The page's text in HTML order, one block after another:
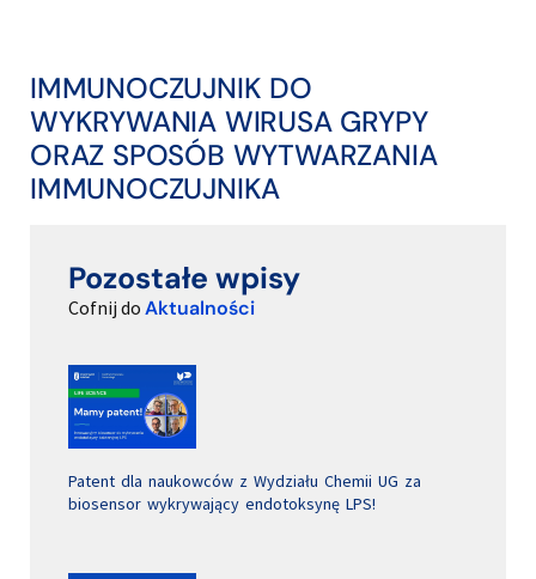
IMMUNOCZUJNIK DO
WYKRYWANIA WIRUSA GRYPY
ORAZ SPOSÓB WYTWARZANIA
IMMUNOCZUJNIKA
Pozostałe wpisy
Cofnij do Aktualności
Patent dla naukowców z Wydziału Chemii UG za
biosensor wykrywający endotoksynę LPS!